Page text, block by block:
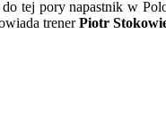
tej pory napastnik w
trenerPiotr